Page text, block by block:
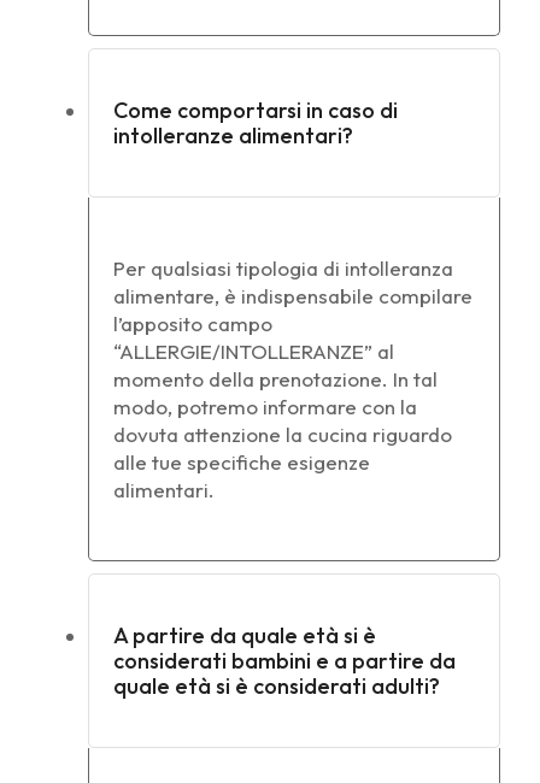
Come comportarsi in caso di
intolleranze alimentari?
Per qualsiasi tipologia di intolleranza
alimentare, è indispensabile compilare
l’apposito campo
“ALLERGIE/INTOLLERANZE” al
momento della prenotazione. In tal
modo, potremo informare con la
dovuta attenzione la cucina riguardo
alle tue specifiche esigenze
alimentari.
A partire da quale età si è
considerati bambini e a partire da
quale età si è considerati adulti?